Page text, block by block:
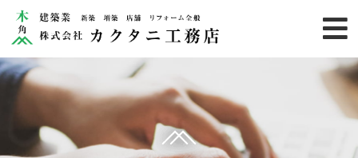
HOME
施工事例